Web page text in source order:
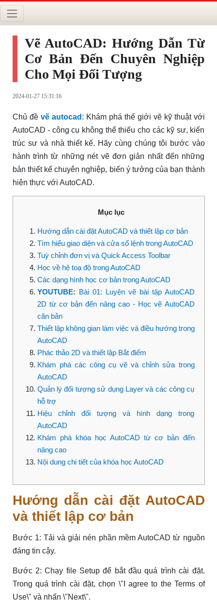
Vẽ AutoCAD: Hướng Dẫn Từ
Cơ Bản Đến Chuyên Nghiệp
Cho Mọi Đối Tượng
2024-01-27 15:31:16
Chủ đề vẽ autocad : Khám phá thế giới vẽ kỹ thuật với
AutoCAD - công cụ không thể thiếu cho các kỹ sư, kiến
trúc sư và nhà thiết kế. Hãy cùng chúng tôi bước vào
hành trình từ những nét vẽ đơn giản nhất đến những
bản thiết kế chuyên nghiệp, biến ý tưởng của bạn thành
hiện thực với AutoCAD.
Mục lục
Hướng dẫn cài đặt AutoCAD và thiết lập cơ bản
Tìm hiểu giao diện và cửa sổ lệnh trong AutoCAD
Tuỳ chỉnh đơn vị và Quick Access Toolbar
Học về hệ toạ độ trong AutoCAD
Các dạng hình học cơ bản trong AutoCAD
YOUTUBE: Bài 01: Luyện vẽ bài tập AutoCAD
2D từ cơ bản đến nâng cao - Học vẽ AutoCAD
căn bản
Thiết lập không gian làm việc và điều hướng trong
AutoCAD
Phác thảo 2D và thiết lập Bắt điểm
Khám phá các công cụ vẽ và chỉnh sửa trong
AutoCAD
Quản lý đối tượng sử dụng Layer và các công cụ
hỗ trợ
Hiệu chỉnh đối tượng và hình dạng trong
AutoCAD
Khám phá khóa học AutoCAD từ cơ bản đến
nâng cao
Nội dung chi tiết của khóa học AutoCAD
Hướng dẫn cài đặt AutoCAD
và thiết lập cơ bản
Bước 1: Tải và giải nén phần mềm AutoCAD từ nguồn
đáng tin cậy.
Bước 2: Chạy file Setup để bắt đầu quá trình cài đặt.
Trong quá trình cài đặt, chọn \"I agree to the Terms of
Use\" và nhấn \"Next\".